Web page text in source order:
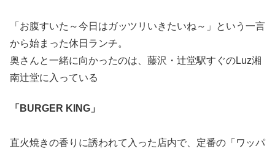
「お腹すいた～今日はガッツリいきたいね～」という一言
から始まった休日ランチ。
奥さんと一緒に向かったのは、藤沢・辻堂駅すぐのLuz湘
南辻堂に入っている
「BURGER KING」
直火焼きの香りに誘われて入った店内で、定番の「ワッパ